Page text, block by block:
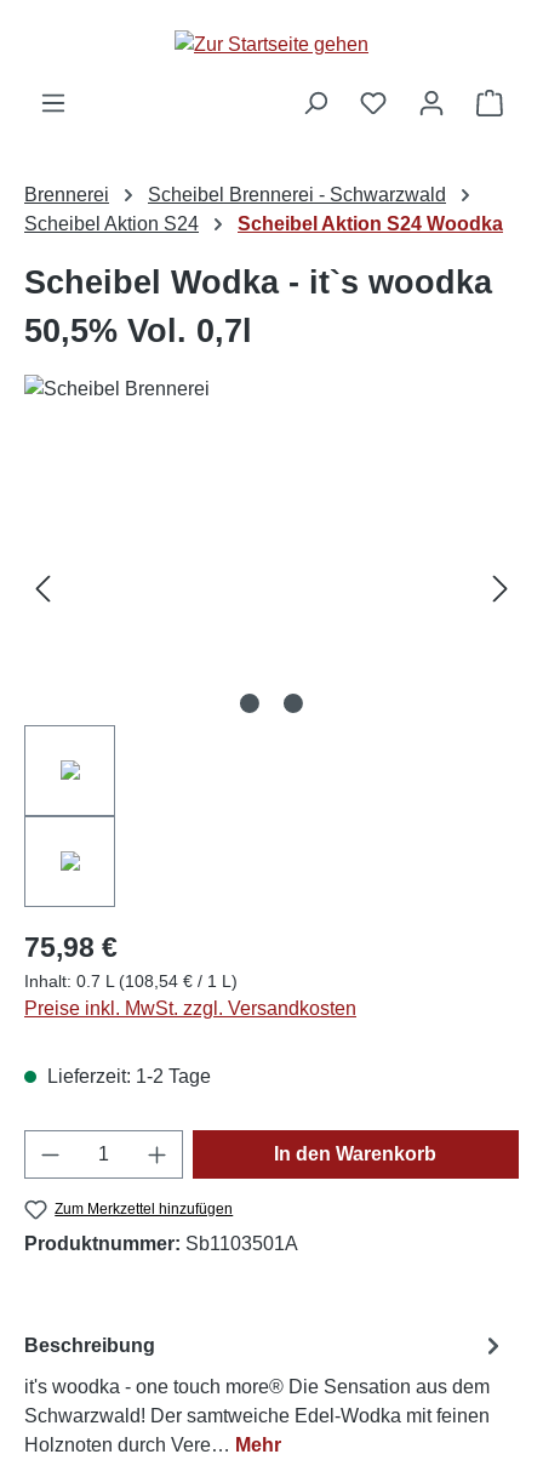
Brennerei
Scheibel Brennerei - Schwarzwald
Scheibel Aktion S24
Scheibel Aktion S24 Woodka
Scheibel Wodka - it`s woodka
50,5% Vol. 0,7l
75,98 €
Inhalt: 0.7 L (108,54 € / 1 L)
Preise inkl. MwSt. zzgl. Versandkosten
Lieferzeit: 1-2 Tage
Produkt Anzahl: Gib den gewünschten
In den Warenkorb
Zum Merkzettel hinzufügen
Produktnummer: Sb1103501A
Beschreibung
it's woodka - one touch more® Die Sensation aus dem
Schwarzwald! Der samtweiche Edel-Wodka mit feinen
Holznoten durch Vere… Mehr